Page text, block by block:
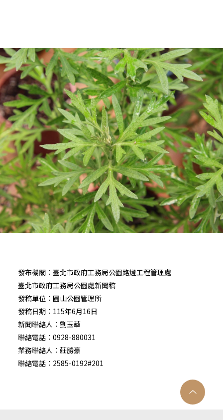
發布機關：臺北市政府工務局公園路燈工程管理處
臺北市政府工務局公園處新聞稿
發稿單位：圓山公園管理所
發稿日期：115年6月16日
新聞聯絡人：劉玉華
聯絡電話：0928-880031
業務聯絡人：莊勝豪
聯絡電話：2585-0192#201